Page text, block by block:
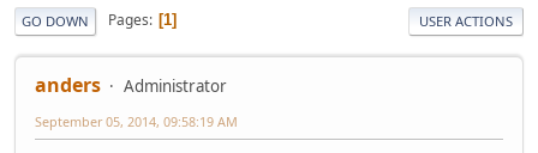
GO DOWN Pages 1 USER ACTIONS
anders Administrator
September 05, 2014, 09:58:19 AM